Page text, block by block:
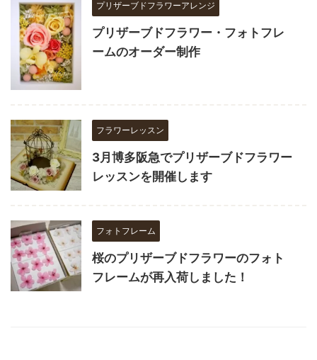
プリザーブドフラワーアレンジ
プリザーブドフラワー・フォトフレ
ームのオーダー制作
フラワーレッスン
3月博多阪急でプリザーブドフラワー
レッスンを開催します
フォトフレーム
桜のプリザーブドフラワーのフォト
フレームが再入荷しました！